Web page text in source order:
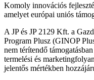
Komoly innovációs
amelyet európai uniós
A JP és JP 2129 Kft. a
Program Plusz (GINOP
nem térítendő
termelési és
jelentős mértékben